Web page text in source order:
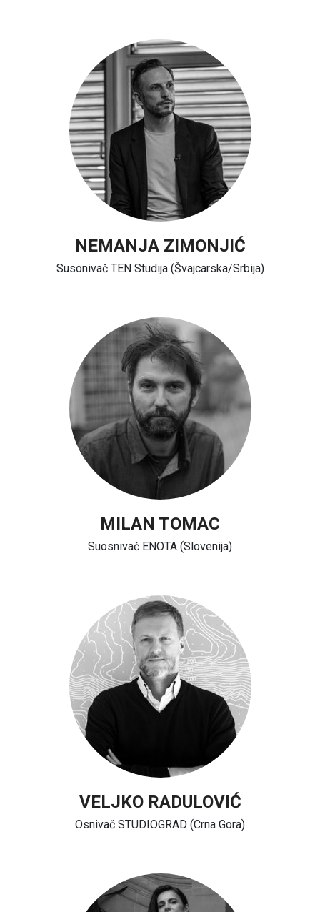
NEMANJA ZIMONJIĆ
Susonivač TEN Studija (Švajcarska/Srbija)
MILAN TOMAC
Suosnivač ENOTA (Slovenija)
VELJKO RADULOVIĆ
Osnivač STUDIOGRAD (Crna Gora)